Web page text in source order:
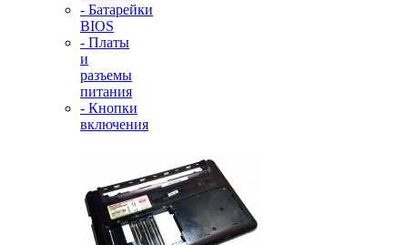
- Батарейки
BIOS
- Платы
и
разъемы
питания
- Кнопки
включения